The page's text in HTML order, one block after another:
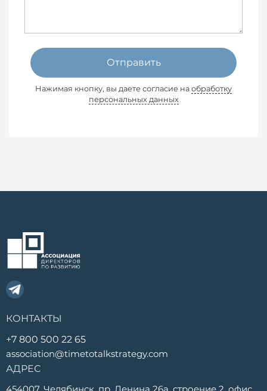
Отправить
Нажимая кнопку, вы даете согласие на обработку
персональных данных
КОНТАКТЫ
+7 800 500 22 65
association@timetotalkstrategy.com
АДРЕС
454007, Челябинск, пр. Ленина 26а, строение 2, офис